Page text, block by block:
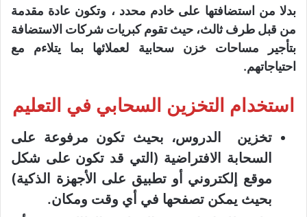
بدلا من استضافتها على خادم محدد ، وتكون عادة مقدمة
من قبل طرف ثالث، حيث تقوم كبريات شركات الاستضافة
بتأجير مساحات خزن سحابية لعملائها بما يتلاءم مع
احتياجاتهم.
استخدام التخزين السحابي في التعليم
تخزين الدروس، بحيث تكون مرفوعة على
السحابة الافتراضية (التي قد تكون على شكل
موقع إلكتروني أو تطبيق على الأجهزة الذكية)
بحيث يمكن تصفحها في أي وقت ومكان.